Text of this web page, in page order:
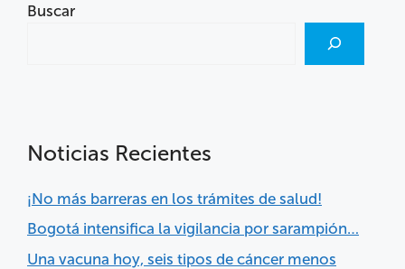
Buscar
Noticias Recientes
¡No más barreras en los trámites de salud!
Bogotá intensifica la vigilancia por sarampión…
Una vacuna hoy, seis tipos de cáncer menos